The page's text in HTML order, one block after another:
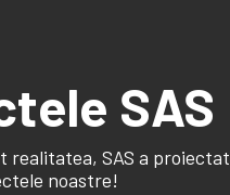
SAS
realitatea, SAS a
noastre!